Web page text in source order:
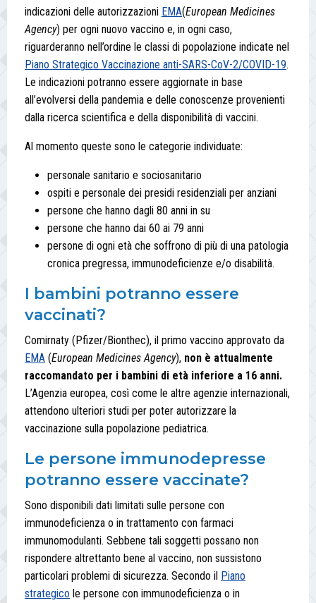
indicazioni delle autorizzazioni EMA(European Medicines
Agency) per ogni nuovo vaccino e, in ogni caso,
riguarderanno nell’ordine le classi di popolazione indicate nel
Piano Strategico Vaccinazione anti-SARS-CoV-2/COVID-19.
Le indicazioni potranno essere aggiornate in base
all’evolversi della pandemia e delle conoscenze provenienti
dalla ricerca scientifica e della disponibilità di vaccini.
Al momento queste sono le categorie individuate:
personale sanitario e sociosanitario
ospiti e personale dei presidi residenziali per anziani
persone che hanno dagli 80 anni in su
persone che hanno dai 60 ai 79 anni
persone di ogni età che soffrono di più di una patologia
cronica pregressa, immunodeficienze e/o disabilità.
I bambini potranno essere
vaccinati?
Comirnaty (Pfizer/Bionthec), il primo vaccino approvato da
EMA (European Medicines Agency), non è attualmente
raccomandato per i bambini di età inferiore a 16 anni.
L’Agenzia europea, così come le altre agenzie internazionali,
attendono ulteriori studi per poter autorizzare la
vaccinazione sulla popolazione pediatrica.
Le persone immunodepresse
potranno essere vaccinate?
Sono disponibili dati limitati sulle persone con
immunodeficienza o in trattamento con farmaci
immunomodulanti. Sebbene tali soggetti possano non
rispondere altrettanto bene al vaccino, non sussistono
particolari problemi di sicurezza. Secondo il Piano
strategico le persone con immunodeficienza o in